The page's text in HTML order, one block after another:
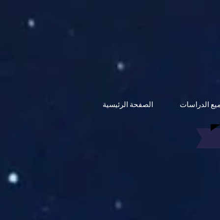
الصفحة الرئيسية الدراسات